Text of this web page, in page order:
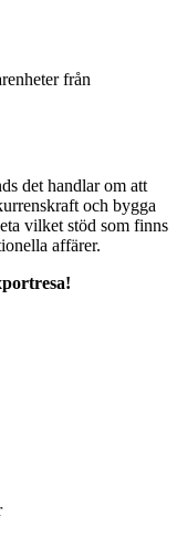
från
det handlar om att
och bygga
vilket stöd som finns
affärer.